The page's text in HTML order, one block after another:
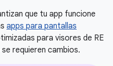
que tu app funcione
apps para pantallas
para visores de RE
requieren cambios.